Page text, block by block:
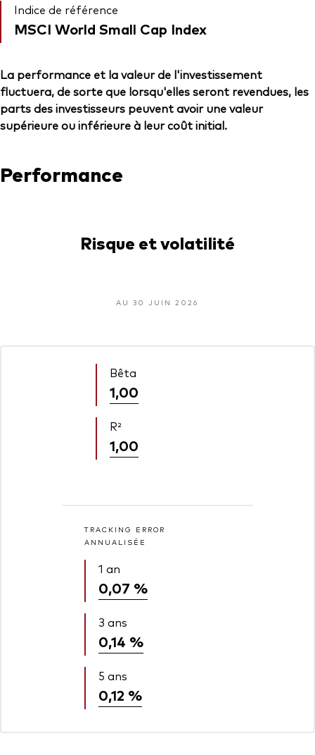
Indice de référence
MSCI World Small Cap Index
La performance et la valeur de l'investissement
fluctuera, de sorte que lorsqu'elles seront revendues, les
parts des investisseurs peuvent avoir une valeur
supérieure ou inférieure à leur coût initial.
Performance
Risque et volatilité
AU 30 JUIN 2026
Bêta
1,00
R²
1,00
TRACKING ERROR
ANNUALISÉE
1 an
0,07 %
3 ans
0,14 %
5 ans
0,12 %